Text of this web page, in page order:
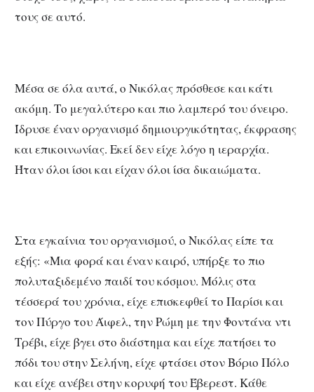
τους σε αυτό.
Μέσα σε όλα αυτά, ο Νικόλας πρόσθεσε και κάτι
ακόμη. Το μεγαλύτερο και πιο λαμπερό του όνειρο.
Ίδρυσε έναν οργανισμό δημιουργικότητας, έκφρασης
και επικοινωνίας. Εκεί δεν είχε λόγο η ιεραρχία.
Ήταν όλοι ίσοι και είχαν όλοι ίσα δικαιώματα.
Στα εγκαίνια του οργανισμού, ο Νικόλας είπε τα
εξής: «Μια φορά και έναν καιρό, υπήρξε το πιο
πολυταξιδεμένο παιδί του κόσμου. Μόλις στα
τέσσερά του χρόνια, είχε επισκεφθεί το Παρίσι και
τον Πύργο του Άιφελ, την Ρώμη με την Φοντάνα ντι
Τρέβι, είχε βγει στο διάστημα και είχε πατήσει το
πόδι του στην Σελήνη, είχε φτάσει στον Βόριο Πόλο
και είχε ανέβει στην κορυφή του Έβερεστ. Κάθε